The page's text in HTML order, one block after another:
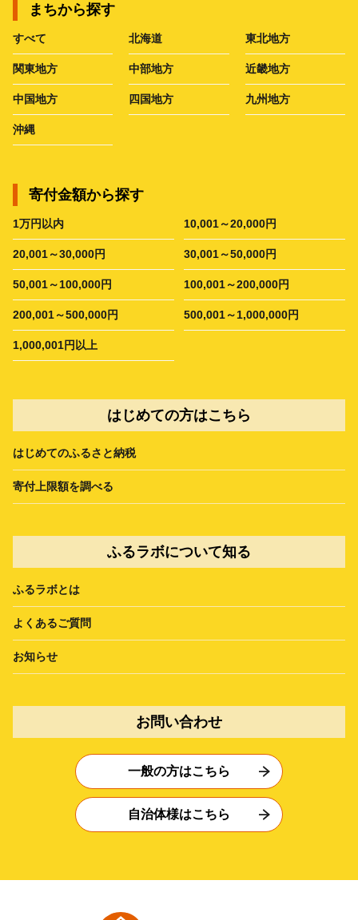
まちから探す
すべて 北海道 東北地方
関東地方 中部地方 近畿地方
中国地方 四国地方 九州地方
沖縄
寄付金額から探す
1万円以内 10,001～20,000円
20,001～30,000円 30,001～50,000円
50,001～100,000円 100,001～200,000円
200,001～500,000円 500,001～1,000,000円
1,000,001円以上
はじめての方はこちら
はじめてのふるさと納税
寄付上限額を調べる
ふるラボについて知る
ふるラボとは
よくあるご質問
お知らせ
お問い合わせ
一般の方はこちら
自治体様はこちら